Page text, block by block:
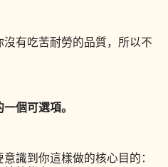
沒有吃苦耐勞的品質，所以不
個可選項。
識到你這樣做的核心目的：